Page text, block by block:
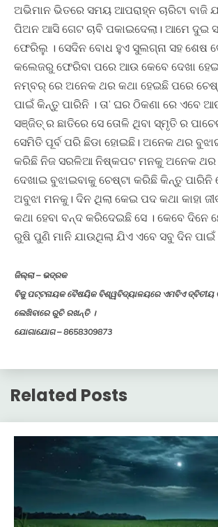
ଅଭିମାନ ଭିତରେ ସମୟ ଆପରାହ୍ନ ଚାରିଟା ବାଜି
ପିଅନ ଆସି ଗେଟ ଚାବି ପକାଇଦେଲା। ଆମେ ଦୁଇ
ଫେରିଲୁ । ସେଦିନ ବୋଧ ହୁଏ ସୁଲଗ୍ନା ସହ ଶେଷ
କଲେଜରୁ ଫେରିବା ପରେ ଆଉ କେବେ ଦେଖା
ନମ୍ବର୍ ରେ ଅନେକ ଥର କଥା ହେଇଛି ପରେ
ପାଇଁ କିନ୍ତୁ ପାରିନି । ତା’ ଘର ଠିକଣା ରେ ଏବେ
ସଞ୍ଜିତ୍ ର ଛାତିରେ ସେ ତୋଳି ଥିବା ସ୍ମୃତି ର
ସେମିତି ପୂର୍ବ ପରି ଛିଡା ହୋଇଛି। ଅନେକ ଥର
କରିଛି ନିଜ ସରଳିଆ ନିଷ୍କପଟ ମନକୁ ଅନେକ ଥର
ଦେଖାଇ ବୁଝାଇବାକୁ ଚେଷ୍ଟା କରିଛି କିନ୍ତୁ ପାରିନି
ଅବୁଝା ମନକୁ। ଦିନ ଥିଲା କେଇ ପଦ କଥା କାହା
କଥା ହେବା ବନ୍ଦ କରିଦେଇଛି ସେ । କେବେ ଦିନେ
ରୁଷି ପୁଣି ମାନି ଯାଉଥିଲା ଯିଏ ଏବେ ସବୁ ଦିନ ପାଇଁ
ଜିଲ୍ଲା – ଭଦ୍ରକ
ବିଜୁ ପଟ୍ଟନାୟକ ବୈଷୟିକ ବିଶ୍ୱବିଦ୍ୟାଳୟରେ ଏମବିଏ ଦ୍ବିତୀୟ
ଲେଖିବାରେ ରୁଚି ରଖନ୍ତି ।
ଯୋଗାଯୋଗ – 8658309873
Related Posts